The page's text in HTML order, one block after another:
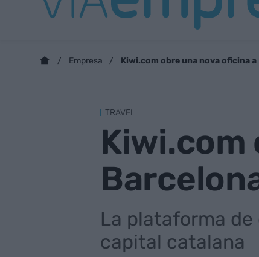
Empresa Kiwi.com obre una nova oficina
TRAVEL
Kiwi.com
La plataforma de
capital catalana